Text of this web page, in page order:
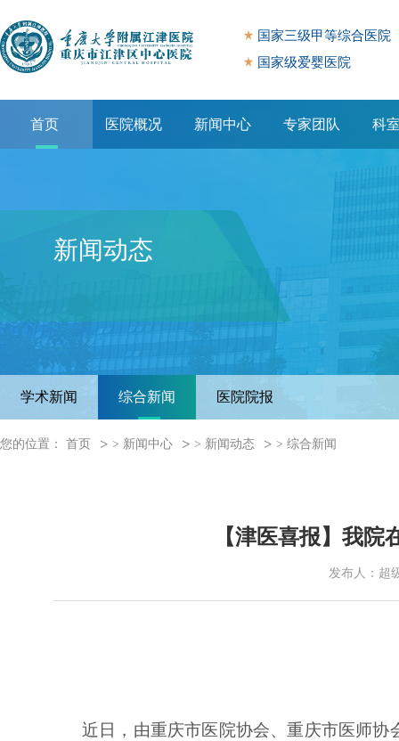
国家三级甲等综合医院
国家级爱婴医院
首页 医院概况 新闻中心 专家团队 科
新闻动态
学术新闻 综合新闻 医院院报
您的位置： 首页 > 新闻中心 > 新闻动态 > 综合新闻
【津医喜报】我
发布人：超
近日，由重庆市医院协会、重庆市医师协